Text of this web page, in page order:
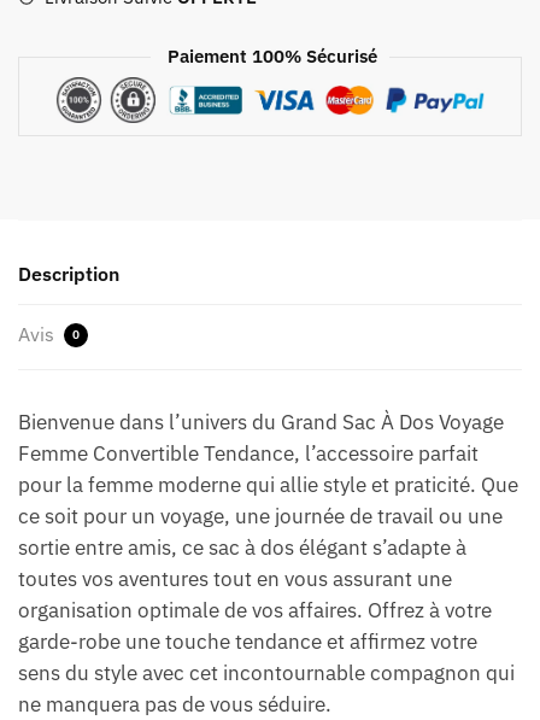
Paiement 100% Sécurisé
Description
Avis 0
Bienvenue dans l’univers du Grand Sac À Dos Voyage
Femme Convertible Tendance, l’accessoire parfait
pour la femme moderne qui allie style et praticité. Que
ce soit pour un voyage, une journée de travail ou une
sortie entre amis, ce sac à dos élégant s’adapte à
toutes vos aventures tout en vous assurant une
organisation optimale de vos affaires. Offrez à votre
garde-robe une touche tendance et affirmez votre
sens du style avec cet incontournable compagnon qui
ne manquera pas de vous séduire.